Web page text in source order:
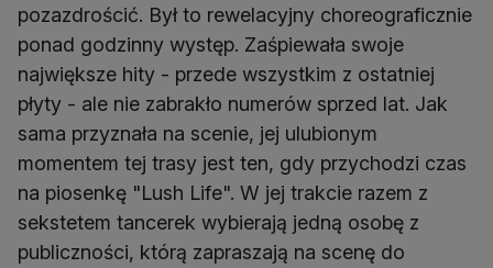
pozazdrościć. Był to rewelacyjny choreograficznie
ponad godzinny występ. Zaśpiewała swoje
największe hity - przede wszystkim z ostatniej
płyty - ale nie zabrakło numerów sprzed lat. Jak
sama przyznała na scenie, jej ulubionym
momentem tej trasy jest ten, gdy przychodzi czas
na piosenkę "Lush Life". W jej trakcie razem z
sekstetem tancerek wybierają jedną osobę z
publiczności, którą zapraszają na scenę do